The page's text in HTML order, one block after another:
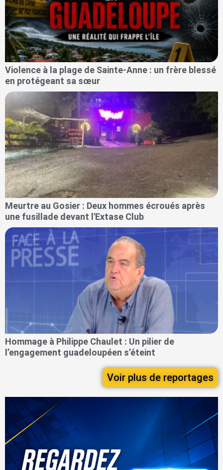
Violence à la plage de Sainte-Anne : un frère blessé
en protégeant sa sœur
Meurtre au Gosier : Deux hommes écroués après
une fusillade devant l'Extase Club
Hommage à Philippe Chaulet : Un pilier de
l’engagement guadeloupéen s’éteint
Voir plus de reportages